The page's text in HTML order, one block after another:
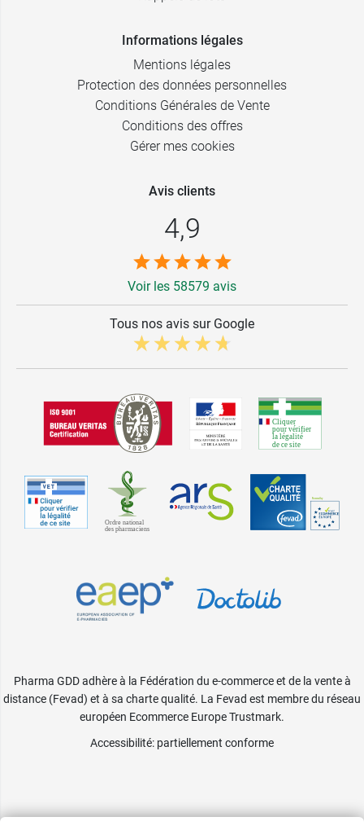
Informations légales
Mentions légales
Protection des données personnelles
Conditions Générales de Vente
Conditions des offres
Gérer mes cookies
Avis clients
4,9
Voir les 58579 avis
Tous nos avis sur Google
Pharma GDD adhère à la Fédération du e-commerce et de la vente à
distance (Fevad) et à sa charte qualité. La Fevad est membre du réseau
européen Ecommerce Europe Trustmark.
Accessibilité: partiellement conforme